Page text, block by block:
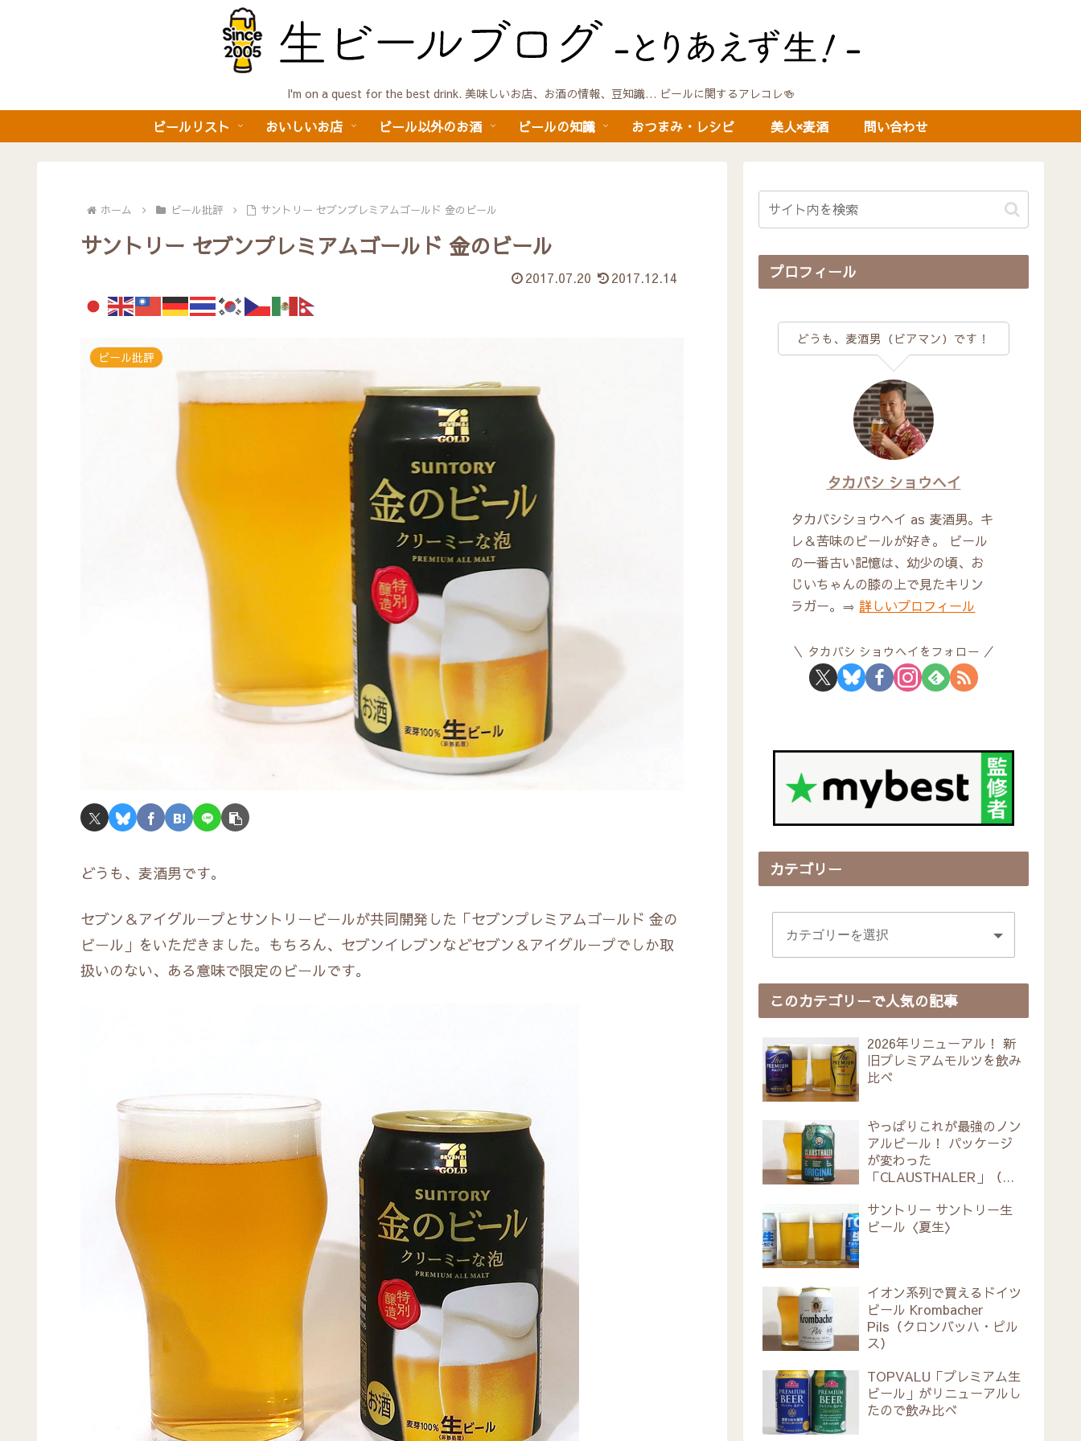
I'm on a quest for the best drink. 美味しいお店、お酒の情報、豆知識… ビールに関するアレコレ🍻
ビールリスト おいしいお店 ビール以外のお酒 ビールの知識 おつまみ・レシピ 美人×麦酒 問い合わせ
ホーム ビール批評 サントリー セブンプレミアムゴールド 金のビール
サントリー セブンプレミアムゴールド 金のビール
2017.07.20 2017.12.14
ビール批評
どうも、麦酒男です。
セブン＆アイグループとサントリービールが共同開発した「セブンプレミアムゴールド 金の
ビール」をいただきました。もちろん、セブンイレブンなどセブン＆アイグループでしか取
扱いのない、ある意味で限定のビールです。
プロフィール
どうも、麦酒男（ビアマン）です！
タカバシ ショウヘイ
タカバシショウヘイ as 麦酒男。キ
レ＆苦味のビールが好き。 ビール
の一番古い記憶は、幼少の頃、お
じいちゃんの膝の上で見たキリン
ラガー。⇒詳しいプロフィール
タカバシ ショウヘイをフォロー
カテゴリー
このカテゴリーで人気の記事
2026年リニューアル！ 新
旧プレミアムモルツを飲み
比べ
やっぱりこれが最強のノン
アルビール！ パッケージ
が変わった
「CLAUSTHALER」（ク
サントリー サントリー生
ビール〈夏生〉
イオン系列で買えるドイツ
ビール Krombacher
Pils（クロンバッハ・ピル
ス）
TOPVALU「プレミアム生
ビール」がリニューアルし
たので飲み比べ